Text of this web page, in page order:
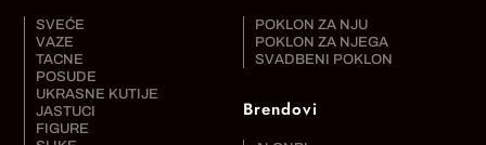
SVEĆE
VAZE
TACNE
POSUDE
UKRASNE KUTIJE
JASTUCI
FIGURE
POKLON ZA NJU
POKLON ZA NJEGA
SVADBENI POKLON
Brendovi